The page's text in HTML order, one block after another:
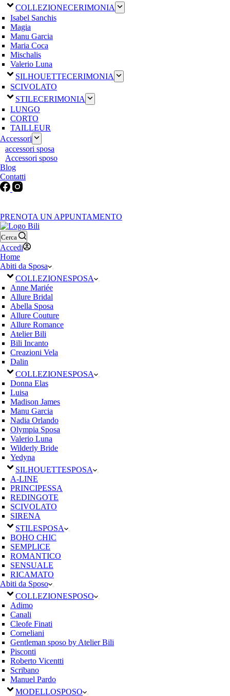
COLLEZIONECERIMONIA
Isabel Sanchis
Magia
Manu Garcia
Maria Coca
Mischalis
Valerio Luna
SILHOUETTECERIMONIA
SCIVOLATO
STILECERIMONIA
LUNGO
CORTO
TAILLEUR
Accessori
accessori sposa
Accessori sposo
Blog
Contatti
PRENOTA UN APPUNTAMENTO
Cerca
Accedi
Home
Abiti da Sposa
COLLEZIONESPOSA
Anne Mariée
Allure Bridal
Abella Sposa
Allure Couture
Allure Romance
Atelier Bili
Bili Incanto
Creazioni Vela
Dalin
COLLEZIONESPOSA
Donna Elas
Luisa
Madison James
Manu Garcia
Nadia Orlando
Olympia Sposa
Valerio Luna
Wilderly Bride
Yedyna
SILHOUETTESPOSA
A-LINE
PRINCIPESSA
REDINGOTE
SCIVOLATO
SIRENA
STILESPOSA
BOHO CHIC
SEMPLICE
ROMANTICO
SENSUALE
RICAMATO
Abiti da Sposo
COLLEZIONESPOSO
Adimo
Canali
Cleofe Finati
Corneliani
Gentleman sposo by Atelier Bili
Pisconti
Roberto Vicentti
Scribano
Manuel Pardo
MODELLOSPOSO